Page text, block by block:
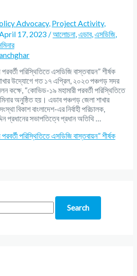
Advocacy, Project Activity,
17, 2023 /আলোচনা,এডাব,এসডিজি,
পরিস্থিতিতে এসডিজি বাস্তবায়ন” শীর্ষক
উদ্যোগে গত ১৭ এপ্রিল, ২০২৩ পঞ্চগড় সদর
কক্ষে, “কোভিড-১৯ মহামারী পরবর্তী পরিস্থিতিতে
অনুষ্ঠিত হয়। এডাব পঞ্চগড় জেলা শাখার
বিকাশ বাংলাদেশ-এর নির্বাহী পরিচালক,
প্রধানের সভাপতিত্বে প্রধান অতিথি …
পরিস্থিতিতে এসডিজি বাস্তবায়ন” শীর্ষক